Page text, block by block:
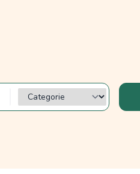
Categorie?